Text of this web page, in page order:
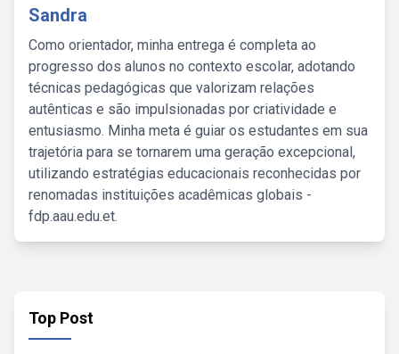
Sandra
Como orientador, minha entrega é completa ao
progresso dos alunos no contexto escolar, adotando
técnicas pedagógicas que valorizam relações
autênticas e são impulsionadas por criatividade e
entusiasmo. Minha meta é guiar os estudantes em sua
trajetória para se tornarem uma geração excepcional,
utilizando estratégias educacionais reconhecidas por
renomadas instituições acadêmicas globais -
fdp.aau.edu.et.
Top Post